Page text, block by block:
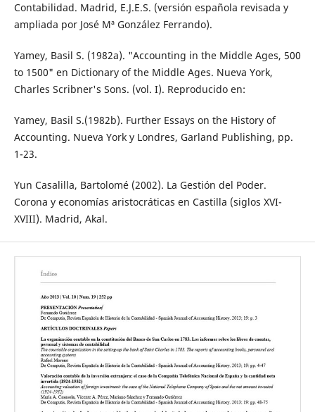
Contabilidad. Madrid, E.J.E.S. (versión española revisada y
ampliada por José Mª González Ferrando).
Yamey, Basil S. (1982a). "Accounting in the Middle Ages, 500
to 1500" en Dictionary of the Middle Ages. Nueva York,
Charles Scribner's Sons. (vol. I). Reproducido en:
Yamey, Basil S.(1982b). Further Essays on the History of
Accounting. Nueva York y Londres, Garland Publishing, pp.
1-23.
Yun Casalilla, Bartolomé (2002). La Gestión del Poder.
Corona y economías aristocráticas en Castilla (siglos XVI-
XVIII). Madrid, Akal.